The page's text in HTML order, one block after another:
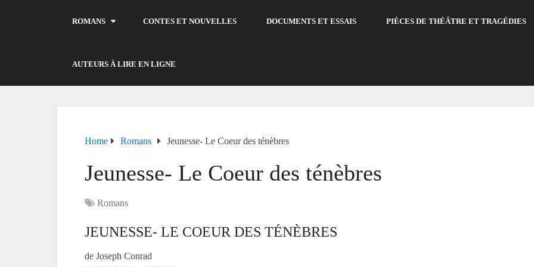
ROMANS CONTES ET NOUVELLES DOCUMENTS ET ESSAIS PIÈCES DE THÉÂTRE ET TRAGÉDIES
AUTEURS À LIRE EN LIGNE
Home Romans Jeunesse- Le Coeur des ténèbres
Jeunesse- Le Coeur des ténèbres
Romans
JEUNESSE- LE COEUR DES TÉNÈBRES
de Joseph Conrad